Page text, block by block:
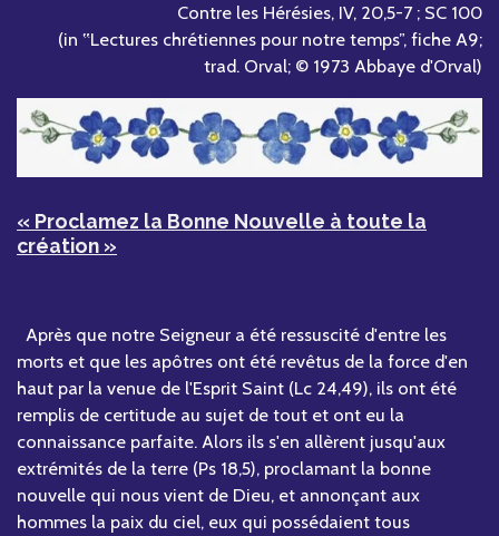
Contre les Hérésies, IV, 20,5-7 ; SC 100
(in ‟Lectures chrétiennes pour notre temps”, fiche A9;
trad. Orval; © 1973 Abbaye d'Orval)
« Proclamez la Bonne Nouvelle à toute la
création »
Après que notre Seigneur a été ressuscité d'entre les
morts et que les apôtres ont été revêtus de la force d'en
haut par la venue de l'Esprit Saint (Lc 24,49), ils ont été
remplis de certitude au sujet de tout et ont eu la
connaissance parfaite. Alors ils s'en allèrent jusqu'aux
extrémités de la terre (Ps 18,5), proclamant la bonne
nouvelle qui nous vient de Dieu, et annonçant aux
hommes la paix du ciel, eux qui possédaient tous